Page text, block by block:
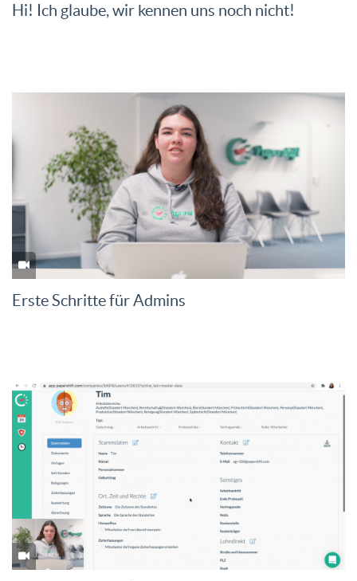
Hi! Ich glaube, wir kennen uns noch nicht!
Erste Schritte für Admins